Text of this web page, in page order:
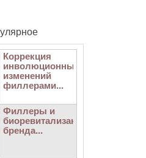
Коррекция
инволюционных
изменений
филлерами...
Филлеры и
биоревитализанты
бренда...